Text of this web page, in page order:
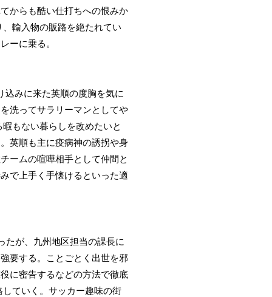
からも酷い仕打ちへの恨みか
輸入物の販路を絶たれてい
ーに乗る。
込みに来た英順の度胸を気に
洗ってサラリーマンとしてや
もない暮らしを改めたいと
英順も主に疫病神の誘拐や身
ームの喧嘩相手として仲間と
で上手く手懐けるといった適
たが、九州地区担当の課長に
要する。ことごとく出世を邪
に密告するなどの方法で徹底
ていく。サッカー趣味の街